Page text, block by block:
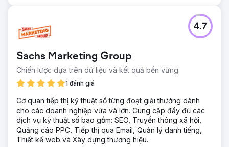
Kết quả
Tăng đáng kể khả năng hiển thị trên Google Maps cho
các tìm kiếm địa phương có ý định cao. Xếp hạng Top 3
trong Map Pack cho các từ khóa cốt lõi như “cửa hàng
bánh mì tròn Beverly Hills”. Tăng trưởng mạnh mẽ về cuộc
gọi điện thoại, yêu cầu chỉ đường và lượng khách vãng lai.
Hồ sơ đánh giá được cải thiện với xếp hạng cao hơn và
tăng cường tương tác của khách hàng.
Chuyển đến trang agency
Sachs Marketing Group
Chiến lược dựa trên dữ liệu và kết quả bền vững
1 đánh giá
4.7
Cơ quan tiếp thị kỹ thuật số từng đoạt giải thưởng dành
cho các doanh nghiệp vừa và lớn. Cung cấp đầy đủ các
dịch vụ kỹ thuật số bao gồm: SEO, Truyền thông xã hội,
Quảng cáo PPC, Tiếp thị qua Email, Quản lý danh tiếng,
Thiết kế web và Xây dựng thương hiệu.